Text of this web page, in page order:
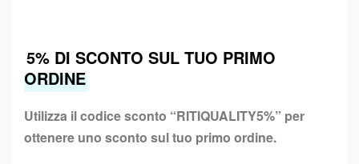
5% DI SCONTO SUL TUO PRIMO
ORDINE
Utilizza il codice sconto “RITIQUALITY5%” per
ottenere uno sconto sul tuo primo ordine.